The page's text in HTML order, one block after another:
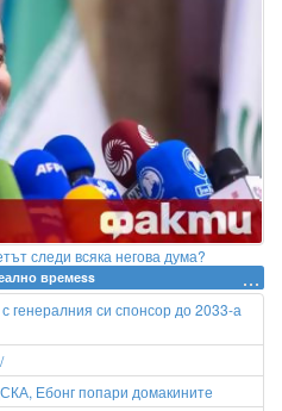
следи всяка негова дума?
времеss
генералния си спонсор до 2033-а
Ебонг попари домакините